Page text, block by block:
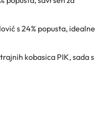
s 24% popusta, idealne
kobasica PIK, sada s